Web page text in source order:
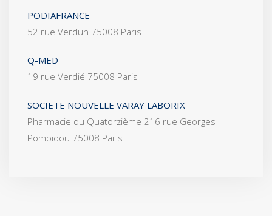
PODIAFRANCE
52 rue Verdun 75008 Paris
Q-MED
19 rue Verdié 75008 Paris
SOCIETE NOUVELLE VARAY LABORIX
Pharmacie du Quatorzième 216 rue Georges
Pompidou 75008 Paris